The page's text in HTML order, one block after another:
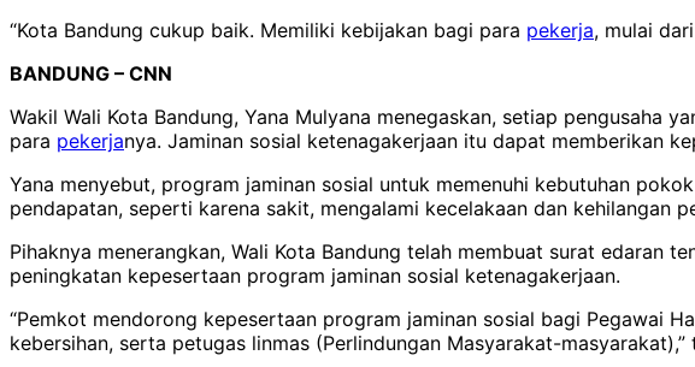
“Kota Bandung cukup baik. Memiliki kebijakan bagi para pekerja, mulai
BANDUNG – CNN
Wakil Wali Kota Bandung, Yana Mulyana menegaskan, setiap pengusaha
para pekerjanya. Jaminan sosial ketenagakerjaan itu dapat memberikan
Yana menyebut, program jaminan sosial untuk memenuhi kebutuhan
pendapatan, seperti karena sakit, mengalami kecelakaan dan kehilangan
Pihaknya menerangkan, Wali Kota Bandung telah membuat surat edaran
peningkatan kepesertaan program jaminan sosial ketenagakerjaan.
“Pemkot mendorong kepesertaan program jaminan sosial bagi Pegawai
kebersihan, serta petugas linmas (Perlindungan Masyarakat-masyarakat),”